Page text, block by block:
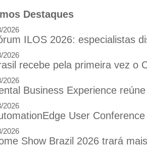
Destaques
2026
ILOS 2026: especialistas
2026
recebe pela primeira vez o
2026
Business Experience
2026
User
2026
Show Brazil 2026 trará